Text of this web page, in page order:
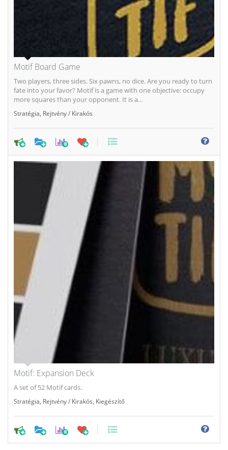
Motif Board Game
Two players, three sides. Six pawns, no dice. Are you ready to turn
fate into your favor? Motif is a game with one objective: occupy
more squares than your opponent. It is a...
Stratégia, Rejtvény / Kirakós
0
Motif: Expansion Deck
A set of 52 Motif cards.
Stratégia, Rejtvény / Kirakós, Kiegészítő
0